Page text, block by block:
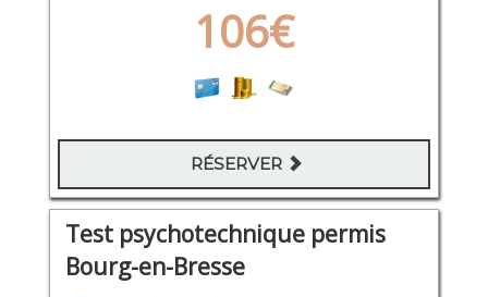
106€
RÉSERVER
Test psychotechnique permis
Bourg-en-Bresse